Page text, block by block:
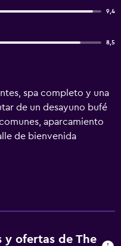
9,4
8,5
spa completo y una
de un desayuno bufé
aparcamiento
de bienvenida
un bar o
Palace Udaipur ofrece
que este alojamiento
y ofertas de The